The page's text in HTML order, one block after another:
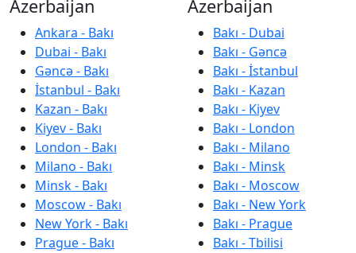
Azerbaijan
Ankara - Bakı
Dubai - Bakı
Gəncə - Bakı
İstanbul - Bakı
Kazan - Bakı
Kiyev - Bakı
London - Bakı
Milano - Bakı
Minsk - Bakı
Moscow - Bakı
New York - Bakı
Prague - Bakı
Azerbaijan
Bakı - Dubai
Bakı - Gəncə
Bakı - İstanbul
Bakı - Kazan
Bakı - Kiyev
Bakı - London
Bakı - Milano
Bakı - Minsk
Bakı - Moscow
Bakı - New York
Bakı - Prague
Bakı - Tbilisi